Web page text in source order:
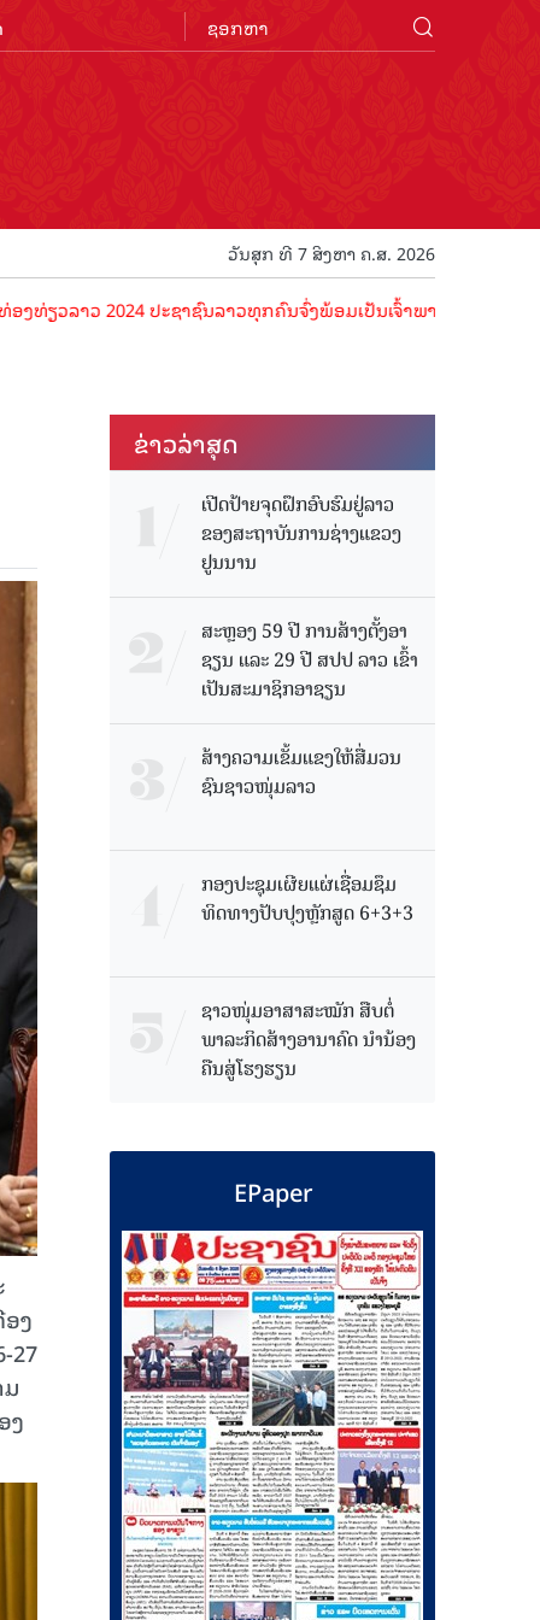
ວັນສຸກ ທີ 7 ສິງຫາ ຄ.ສ. 2026
ວ 2024 ປະຊາຊົນລາວທຸກຄົນຈົ່ງພ້ອມເປັນເຈົ້າພາບທີ່ດີ ຕ້ອນຮັບນັກທ່ອງ
ງ
27
ງ
ຂ່າວ​ລ່າ​ສຸດ
ເປີດປ້າຍຈຸດຝຶກອົບຮົມຢູ່ລາວ
ຂອງສະຖາບັນການຊ່າງແຂວງ
ຢູນນານ
ສະຫຼອງ 59 ປີ ການສ້າງຕັ້ງອາ
ຊຽນ ແລະ 29 ປີ ສປປ ລາວ ເຂົ້າ
ເປັນສະມາຊິກອາຊຽນ
ສ້າງຄວາມເຂັ້ມແຂງໃຫ້ສື່ມວນ
ຊົນຊາວໜຸ່ມລາວ
ກອງປະຊຸມເຜີຍແຜ່ເຊື່ອມຊຶມ
ທິດທາງປັບປຸງຫຼັກສູດ 6+3+3
ຊາວໜຸ່ມອາສາສະໝັກ ສືບຕໍ່
ພາລະກິດສ້າງອານາຄົດ ນໍານ້ອງ
ຄືນສູ່ໂຮງຮຽນ
EPaper